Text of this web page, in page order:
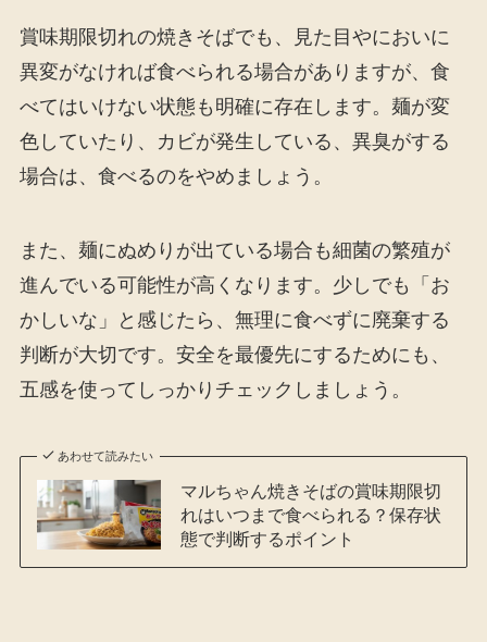
賞味期限切れの焼きそばでも、見た目やにおいに
異変がなければ食べられる場合がありますが、食
べてはいけない状態も明確に存在します。麺が変
色していたり、カビが発生している、異臭がする
場合は、食べるのをやめましょう。
また、麺にぬめりが出ている場合も細菌の繁殖が
進んでいる可能性が高くなります。少しでも「お
かしいな」と感じたら、無理に食べずに廃棄する
判断が大切です。安全を最優先にするためにも、
五感を使ってしっかりチェックしましょう。
あわせて読みたい
マルちゃん焼きそばの賞味期限切
れはいつまで食べられる？保存状
態で判断するポイント